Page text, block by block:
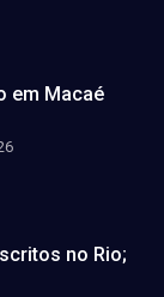
em Macaé
no Rio;